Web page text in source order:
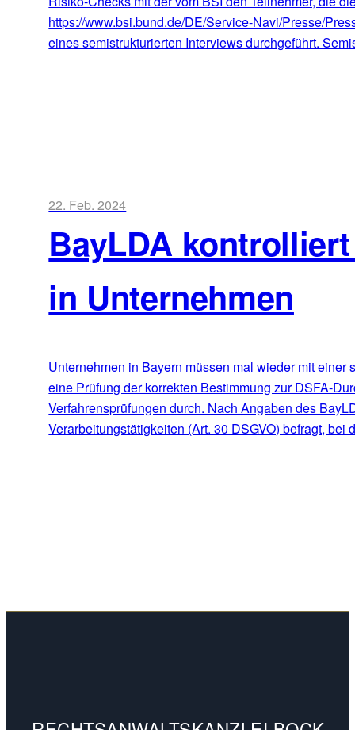
https://www.bsi.bund.de/DE/Service-Navi/Presse/
eines semistrukturierten Interviews durchgeführt.
22. Feb. 2024
BayLDA
in Unternehmen
Unternehmen in Bayern müssen mal wieder mit
eine Prüfung der korrekten Bestimmung zur DSFA-
Verfahrensprüfungen durch. Nach Angaben des
Verarbeitungstätigkeiten (Art. 30 DSGVO) befragt,